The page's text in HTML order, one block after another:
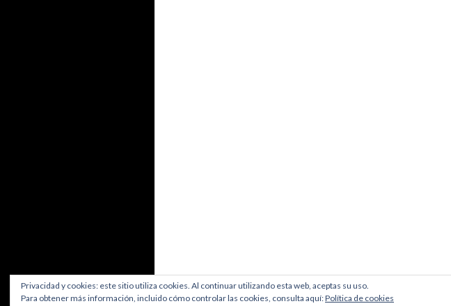
Privacidad y cookies: este sitio utiliza cookies. Al continuar utilizando esta web, aceptas su uso.
Para obtener más información, incluido cómo controlar las cookies, consulta aquí:Política de cookies